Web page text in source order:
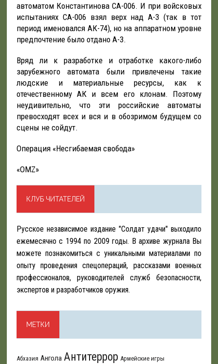
автоматом Константинова СА-006. И при войсковых
испытаниях СА-006 взял верх над А-3 (так в тот
период именовался АК-74), но на аппаратном уровне
предпочтение было отдано А-3.
Вряд ли к разработке и отработке какого-либо
зарубежного автомата были привлечены такие
людские и материальные ресурсы, как к
отечественному АК и всем его клонам. Поэтому
неудивительно, что эти российские автоматы
превосходят всех и вся и в обозримом будущем со
сцены не сойдут.
Операция «Несгибаемая свобода»
«OMZ»
КЛУБ ЧИТАТЕЛЕЙ
Русское независимое издание "Солдат удачи" выходило
ежемесячно с 1994 по 2009 годы. В архиве журнала Вы
можете познакомиться с уникальными материалами по
опыту проведения спецопераций, рассказами военных
профессионалов, руководителей служб безопасности,
экспертов и разработчиков оружия.
МЕТКИ
Абхазия Ангола Антитеррор Армейские игры